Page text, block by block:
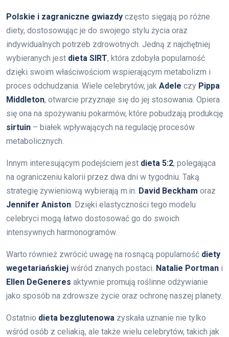
Polskie i zagraniczne gwiazdy często sięgają po różne
diety, dostosowując je do swojego stylu życia oraz
indywidualnych potrzeb zdrowotnych. Jedną z najchętniej
wybieranych jest dieta SIRT, która zdobyła popularność
dzięki swoim właściwościom wspierającym metabolizm i
proces odchudzania. Wiele celebrytów, jak Adele czy Pippa
Middleton, otwarcie przyznaje się do jej stosowania. Opiera
się ona na spożywaniu pokarmów, które pobudzają produkcję
sirtuin – białek wpływających na regulację procesów
metabolicznych.
Innym interesującym podejściem jest dieta 5:2, polegająca
na ograniczeniu kalorii przez dwa dni w tygodniu. Taką
strategię żywieniową wybierają m.in. David Beckham oraz
Jennifer Aniston . Dzięki elastyczności tego modelu
celebryci mogą łatwo dostosować go do swoich
intensywnych harmonogramów.
Warto również zwrócić uwagę na rosnącą popularność diety
wegetariańskiej wśród znanych postaci. Natalie Portman i
Ellen DeGeneres aktywnie promują roślinne odżywianie
jako sposób na zdrowsze życie oraz ochronę naszej planety.
Ostatnio dieta bezglutenowa zyskała uznanie nie tylko
wśród osób z celiakią, ale także wielu celebrytów, takich jak